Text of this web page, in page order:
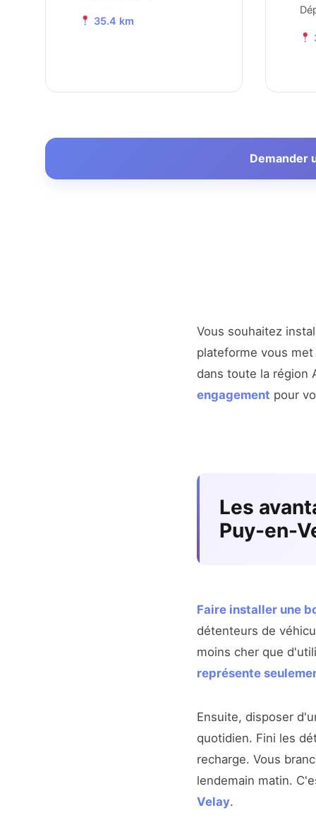
35.4 km
Demander
Vous souhaitez
plateforme vous
dans toute la région
engagement pour
Les
Puy-en-
Faire installer une
détenteurs de
moins cher que
représente
Ensuite, disposer
quotidien. Fini les
recharge. Vous
lendemain matin.
Velay.